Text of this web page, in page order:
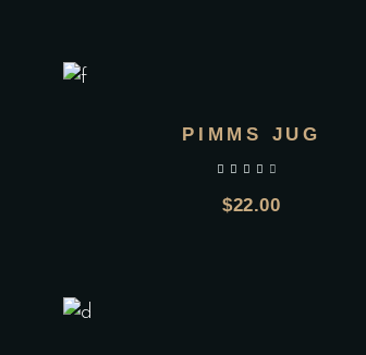
PIMMS JUG
$22.00